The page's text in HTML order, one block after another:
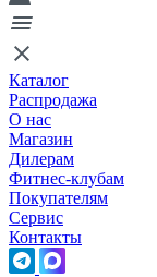
Каталог
Распродажа
О нас
Магазин
Дилерам
Фитнес-клубам
Покупателям
Сервис
Контакты